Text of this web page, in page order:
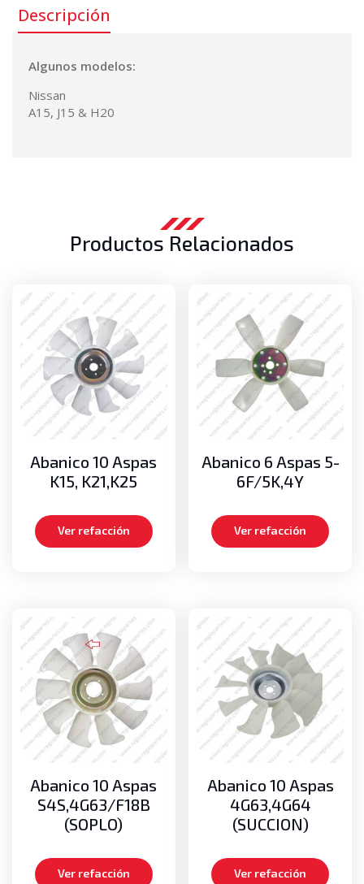
Descripción
Algunos modelos:
Nissan
A15, J15 & H20
Productos Relacionados
Abanico 10 Aspas
K15, K21,K25
Ver refacción
Abanico 6 Aspas 5-
6F/5K,4Y
Ver refacción
Abanico 10 Aspas
S4S,4G63/F18B
(SOPLO)
Ver refacción
Abanico 10 Aspas
4G63,4G64
(SUCCION)
Ver refacción